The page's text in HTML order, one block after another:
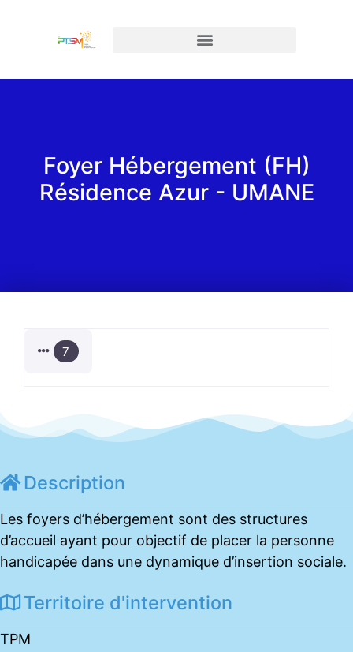
Foyer Hébergement (FH)
Résidence Azur - UMANE
7
Description
Les foyers d’hébergement sont des structures
d’accueil ayant pour objectif de placer la personne
handicapée dans une dynamique d’insertion sociale.
Territoire d'intervention
TPM